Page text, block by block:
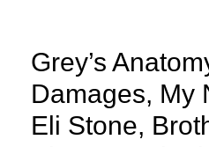
Grey’s
Damages, My
Eli Stone,